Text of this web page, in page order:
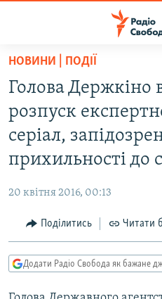
Перейти
основного
матеріалу
Перейти
до
основної
Перейти
пошуку
ВСЕ ЗА ДОБУ
СТАТТІ
КУЛЬТУРА
СПОРТ
ДОНБАС.РЕАЛІЇ
КРИМ.РЕАЛІЇ
ТИ ЯК?
НОВИНИ | ПОДІЇ
Голова Держкіно
розпуск
серіал,
прихильності до
20 квітня 2016, 00:13
Поділитись Читати
Додати Радіо Свобода як бажане